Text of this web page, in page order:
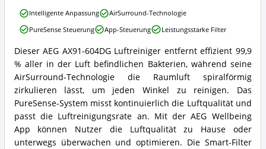
AEG
AX91-
604DG
Luftreiniger
Zusammenfassung:
Was
bietet
dieser
Raumluftreiniger?
Dieser AEG AX91-604DG Luftreiniger entfernt effizient 99,9
% aller in der Luft befindlichen Bakterien, während seine
AirSurround-Technologie die Raumluft spiralförmig
zirkulieren lässt, um jeden Winkel zu reinigen. Das
PureSense-System misst kontinuierlich die Luftqualität und
passt die Luftreinigungsrate an. Mit der AEG Wellbeing
App können Nutzer die Luftqualität zu Hause oder
unterwegs überwachen und optimieren. Die Smart-Filter
AEG
AX91-
604DG
Vorteile:
Was
spricht
für
diesen
Raumluftreiniger?
Intelligente Anpassung
AirSurround-Technologie
PureSense Steuerung
App-Steuerung Leistungsstarke Filter